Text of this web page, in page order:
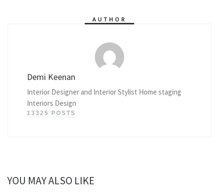
AUTHOR
Demi Keenan
Interior Designer and Interior Stylist Home staging
Interiors Design
13325 POSTS
YOU MAY ALSO LIKE